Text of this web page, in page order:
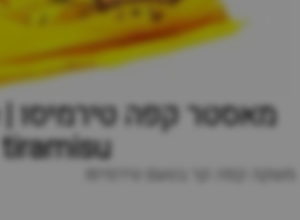
tiramisu
משקה קפה קר בטעם טירמיסו